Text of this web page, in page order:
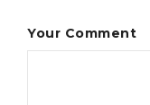
Your Comment